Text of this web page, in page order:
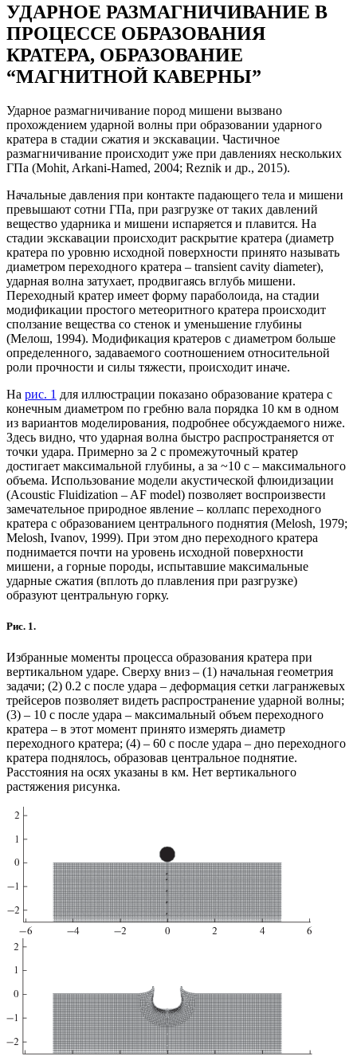
УДАРНОЕ РАЗМАГНИЧИВАНИЕ В
ПРОЦЕССЕ ОБРАЗОВАНИЯ
КРАТЕРА, ОБРАЗОВАНИЕ
“МАГНИТНОЙ КАВЕРНЫ”
Ударное размагничивание пород мишени вызвано
прохождением ударной волны при образовании ударного
кратера в стадии сжатия и экскавации. Частичное
размагничивание происходит уже при давлениях нескольких
ГПа (Mohit, Arkani-Hamed, 2004; Reznik и др., 2015).
Начальные давления при контакте падающего тела и мишени
превышают сотни ГПа, при разгрузке от таких давлений
вещество ударника и мишени испаряется и плавится. На
стадии экскавации происходит раскрытие кратера (диаметр
кратера по уровню исходной поверхности принято называть
диаметром переходного кратера – transient cavity diameter),
ударная волна затухает, продвигаясь вглубь мишени.
Переходный кратер имеет форму параболоида, на стадии
модификации простого метеоритного кратера происходит
сползание вещества со стенок и уменьшение глубины
(Мелош, 1994). Модификация кратеров с диаметром больше
определенного, задаваемого соотношением относительной
роли прочности и силы тяжести, происходит иначе.
На рис. 1 для иллюстрации показано образование кратера с
конечным диаметром по гребню вала порядка 10 км в одном
из вариантов моделирования, подробнее обсуждаемого ниже.
Здесь видно, что ударная волна быстро распространяется от
точки удара. Примерно за 2 с промежуточный кратер
достигает максимальной глубины, а за ~10 с – максимального
объема. Использование модели акустической флюидизации
(Acoustic Fluidization – AF model) позволяет воспроизвести
замечательное природное явление – коллапс переходного
кратера с образованием центрального поднятия (Melosh, 1979;
Melosh, Ivanov, 1999). При этом дно переходного кратера
поднимается почти на уровень исходной поверхности
мишени, а горные породы, испытавшие максимальные
ударные сжатия (вплоть до плавления при разгрузке)
образуют центральную горку.
Рис. 1.
Избранные моменты процесса образования кратера при
вертикальном ударе. Сверху вниз – (1) начальная геометрия
задачи; (2) 0.2 с после удара – деформация сетки лагранжевых
трейсеров позволяет видеть распространение ударной волны;
(3) – 10 с после удара – максимальный объем переходного
кратера – в этот момент принято измерять диаметр
переходного кратера; (4) – 60 с после удара – дно переходного
кратера поднялось, образовав центральное поднятие.
Расстояния на осях указаны в км. Нет вертикального
растяжения рисунка.